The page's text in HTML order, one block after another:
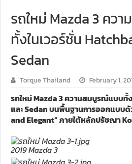
รถใหม่ Mazda 3 คว
ทั้งในเวอร์ชั่น
Sedan
Torque Thailand February 1,
รถใหม่ Mazda 3 ความสมบูรณ์แบบทั้
และ Sedan บนพื้นฐานการออกแบบ
and Elegant” ภายใต้หลักปรัชญา
2019 Mazda 3